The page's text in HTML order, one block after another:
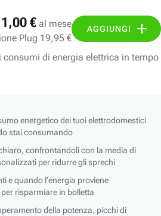
€ al mese
Plug 19,95 €
AGGIUNGI
di energia elettrica in tempo
energetico dei tuoi elettrodomestici
stai consumando
confrontandoli con la media di
per ridurre gli sprechi
e quando l’energia proviene
risparmiare in bolletta
della potenza, picchi di